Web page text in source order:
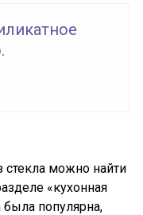
можно найти
«кухонная
была популярна,